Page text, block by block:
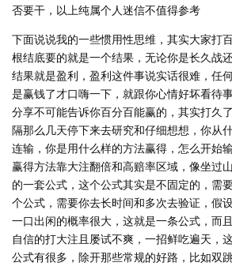
否要干，以上纯属个人迷信不值得参考
下面说说我的一些惯用性思维，其实大家打
根结底要的就是一个结果，无论你是长久战
结果就是盈利，盈利这件事说实话很难，任
是赢钱了才口嗨一下，就跟你心情好坏看待
分享不可能告诉你百分百能赢的，其实打久
隔那么几天停下来去研究和仔细想想，你从
连输，你是用什么样的方法赢得，怎么开始
赢得方法靠大注翻倍和高赔率区域，像坐过
的一套公式，这个公式其实是不固定的，需
个公式，需要你去长时间和多次去验证，假
一口出闲的概率很大，这就是一条公式，而
自信的打大注且屡试不爽，一招鲜吃遍天，
公式有很多，除开那些常规的好路，比如双